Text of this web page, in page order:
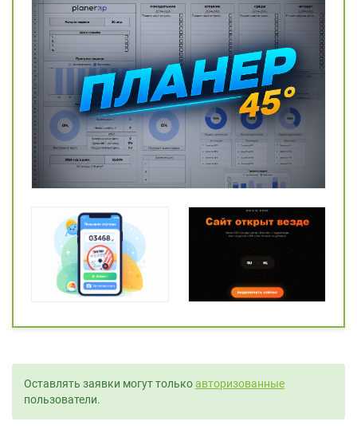
Оставлять заявки могут толькоавторизованные
пользователи.